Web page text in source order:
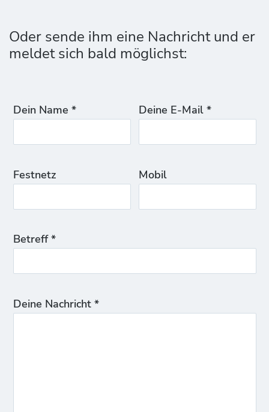
Oder sende ihm eine Nachricht und er
meldet sich bald möglichst:
Dein Name * Deine E-Mail *
Festnetz Mobil
Betreff *
Deine Nachricht *